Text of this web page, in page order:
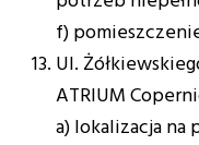
f)
Ul.
ATRIUM
a) lokalizacja na